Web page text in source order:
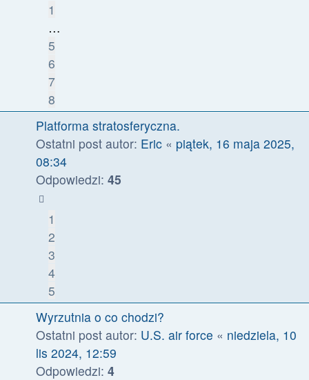
1
…
5
6
7
8
Platforma stratosferyczna.
Ostatni post autor: Eric « piątek, 16 maja 2025,
08:34
Odpowiedzi: 45
1
2
3
4
5
Wyrzutnia o co chodzi?
Ostatni post autor: U.S. air force « niedziela, 10
lis 2024, 12:59
Odpowiedzi: 4